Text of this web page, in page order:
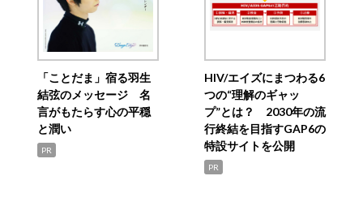
「ことだま」宿る羽生
結弦のメッセージ 名
言がもたらす心の平穏
と潤い
PR
HIV/エイズにまつわる6
つの“理解のギャッ
プ”とは？ 2030年の流
行終結を目指すGAP6の
特設サイトを公開
PR